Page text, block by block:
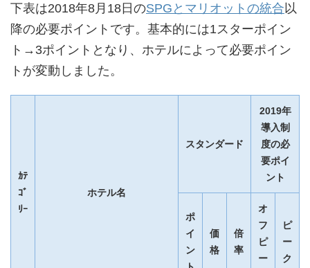
下表は2018年8月18日のSPGとマリオットの統合 以
降の必要ポイントです。基本的には1スターポイン
ト→3ポイントとなり、ホテルによって必要ポイン
トが変動しました。
ｶﾃ
ｺﾞ
ﾘｰ
ホテル名
スタンダード
2019年
導入制
度の必
要ポイ
ント
ポ
イ
ン
価
格
倍
率
オ
フ
ピ
ー
ピ
ー
ク